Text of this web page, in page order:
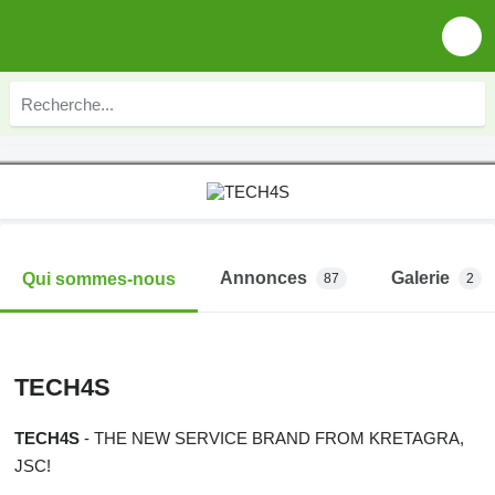
Qui sommes-nous Annonces 87 Galerie 2
TECH4S
TECH4S - THE NEW SERVICE BRAND FROM KRETAGRA,
JSC!